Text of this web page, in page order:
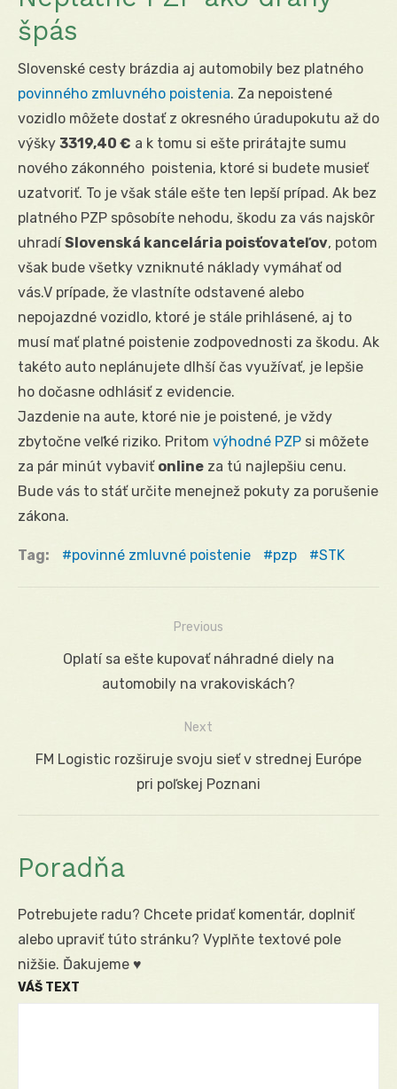
špás
Slovenské cesty brázdia aj automobily bez platného
povinného zmluvného poistenia. Za nepoistené
vozidlo môžete dostať z okresného úradupokutu až do
výšky 3319,40 € a k tomu si ešte prirátajte sumu
nového zákonného poistenia, ktoré si budete musieť
uzatvoriť. To je však stále ešte ten lepší prípad. Ak bez
platného PZP spôsobíte nehodu, škodu za vás najskôr
uhradíSlovenská kancelária poisťovateľov, potom
však bude všetky vzniknuté náklady vymáhať od
vás.V prípade, že vlastníte odstavené alebo
nepojazdné vozidlo, ktoré je stále prihlásené, aj to
musí mať platné poistenie zodpovednosti za škodu. Ak
takéto auto neplánujete dlhší čas využívať, je lepšie
ho dočasne odhlásiť z evidencie.
Jazdenie na aute, ktoré nie je poistené, je vždy
zbytočne veľké riziko. Pritom výhodné PZP si môžete
za pár minút vybaviť online za tú najlepšiu cenu.
Bude vás to stáť určite menejnež pokuty za porušenie
zákona.
Tag: povinné zmluvné poistenie pzp STK
Navigácia
Previous
PreviousOplatí sa ešte kupovať náhradné diely na
automobily na vrakoviskách?
Next
Next
FM Logistic rozširuje svoju sieť v strednej Európe
pri poľskej Poznani
Poradňa
Potrebujete radu? Chcete pridať komentár, doplniť
alebo upraviť túto stránku? Vyplňte textové pole
nižšie. Ďakujeme ♥
VÁŠ TEXT